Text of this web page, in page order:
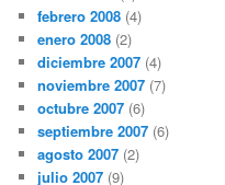
febrero 2008 (4)
enero 2008 (2)
diciembre 2007 (4)
noviembre 2007 (7)
octubre 2007 (6)
septiembre 2007 (6)
agosto 2007 (2)
julio 2007 (9)